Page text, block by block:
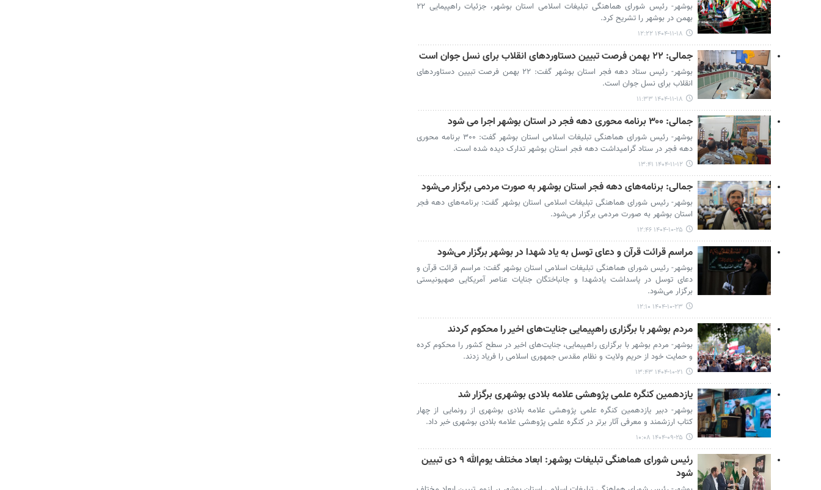
بوشهر- رئیس شورای هماهنگی تبلیغات اسلامی استان بوشهر، جزئیات راهپیمایی ۲۲
بهمن در بوشهر را تشریح کرد.
۱۴۰۴-۱۱-۱۸ ۱۲:۲۲
جمالی: ۲۲ بهمن فرصت تبیین دستاوردهای انقلاب برای نسل جوان است
بوشهر- رئیس ستاد دهه فجر استان بوشهر گفت: ۲۲ بهمن فرصت تبیین دستاوردهای
انقلاب برای نسل جوان است.
۱۴۰۴-۱۱-۱۸ ۱۱:۳۳
جمالی: ۳۰۰ برنامه محوری دهه فجر در استان بوشهر اجرا می شود
بوشهر- رئیس شورای هماهنگی تبلیغات اسلامی استان بوشهر گفت: ۳۰۰ برنامه محوری
دهه فجر در ستاد گرامیداشت دهه فجر استان بوشهر تدارک دیده شده است.
۱۴۰۴-۱۱-۱۲ ۱۳:۴۱
جمالی: برنامه‌های دهه فجر استان بوشهر به صورت مردمی برگزار می‌شود
بوشهر- رئیس شورای هماهنگی تبلیغات اسلامی استان بوشهر گفت: برنامه‌های دهه فجر
استان بوشهر به صورت مردمی برگزار می‌شود.
۱۴۰۴-۱۰-۲۵ ۱۲:۴۶
مراسم قرائت قرآن و دعای توسل به یاد شهدا در بوشهر برگزار می‌شود
بوشهر- رئیس شورای هماهنگی تبلیغات اسلامی استان بوشهر گفت: مراسم قرائت قرآن و
دعای توسل در پاسداشت یادشهدا و جانباختگان جنایات عناصر آمریکایی صهیونیستی
برگزار می‌شود.
۱۴۰۴-۱۰-۲۳ ۱۲:۱۰
مردم بوشهر با برگزاری راهپیمایی جنایت‌های اخیر را محکوم کردند
بوشهر- مردم بوشهر با برگزاری راهپیمایی، جنایت‌های اخیر در سطح کشور را محکوم کرده
و حمایت خود از حریم ولایت و نظام مقدس جمهوری اسلامی را فریاد زدند.
۱۴۰۴-۱۰-۲۱ ۱۳:۴۳
یازدهمین کنگره علمی پژوهشی علامه بلادی بوشهری برگزار شد
بوشهر- دبیر یازدهمین کنگره علمی پژوهشی علامه بلادی بوشهری از رونمایی از چهار
کتاب ارزشمند و معرفی آثار برتر در کنگره علمی پژوهشی علامه بلادی بوشهری خبر داد.
۱۴۰۴-۰۹-۲۵ ۱۰:۰۸
رئیس شورای هماهنگی تبلیغات بوشهر: ابعاد مختلف یوم‌الله ۹ دی تبیین
شود